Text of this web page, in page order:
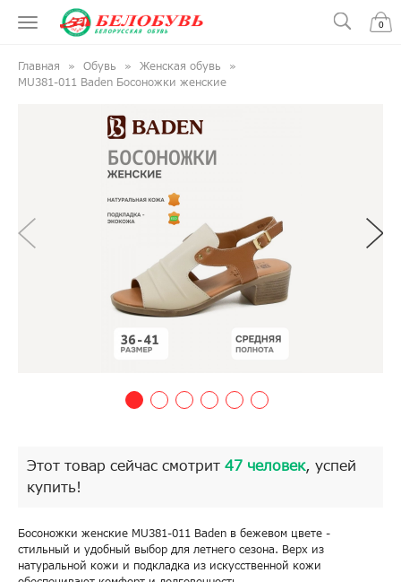
0
Главная Обувь
Женская обувь
MU381-011 Baden Босоножки женские
Этот товар сейчас смотрит 47 человек, успей
купить!
Босоножки женские MU381-011 Baden в бежевом цвете -
стильный и удобный выбор для летнего сезона. Верх из
натуральной кожи и подкладка из искусственной кожи